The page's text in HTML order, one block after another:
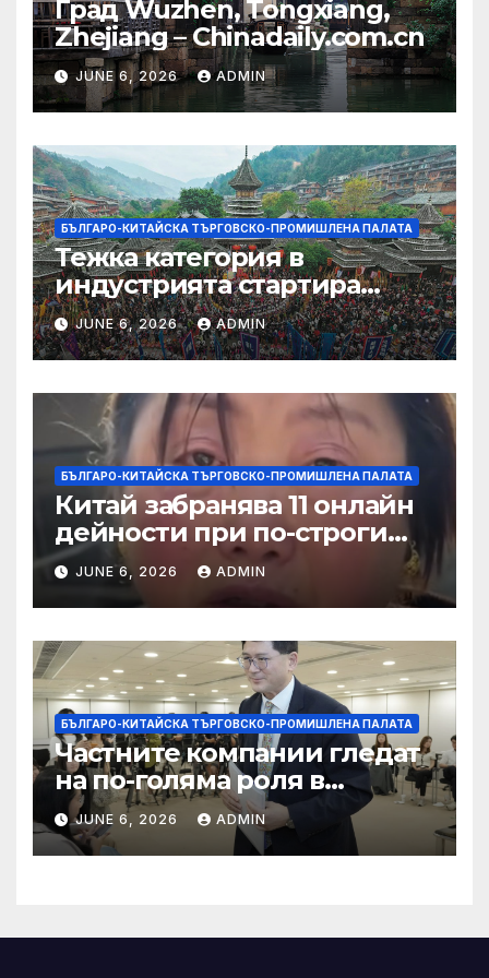
Град Wuzhen, Tongxiang,
Zhejiang – Chinadaily.com.cn
JUNE 6, 2026 ADMIN
БЪЛГАРО-КИТАЙСКА ТЪРГОВСКО-ПРОМИШЛЕНА ПАЛАТА
Тежка категория в
индустрията стартира
алианс за космическа
слънчева енергия
JUNE 6, 2026 ADMIN
БЪЛГАРО-КИТАЙСКА ТЪРГОВСКО-ПРОМИШЛЕНА ПАЛАТА
Китай забранява 11 онлайн
дейности при по-строги
правила за ограничаване на
слуховете и
кибернасилниците
JUNE 6, 2026 ADMIN
БЪЛГАРО-КИТАЙСКА ТЪРГОВСКО-ПРОМИШЛЕНА ПАЛАТА
Частните компании гледат
на по-голяма роля в
стратегическата
енергетика
JUNE 6, 2026 ADMIN